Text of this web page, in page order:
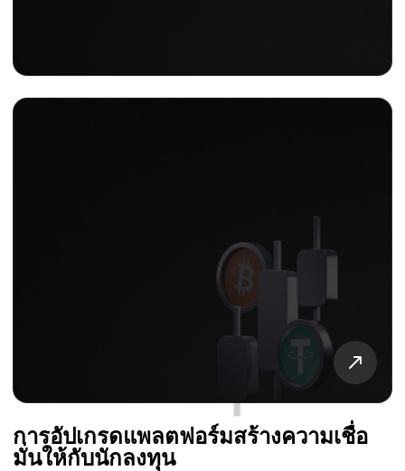
การอัปเกรดแพลตฟอร์มสร้างความเชื่อ
มั่นให้กับนักลงทุน